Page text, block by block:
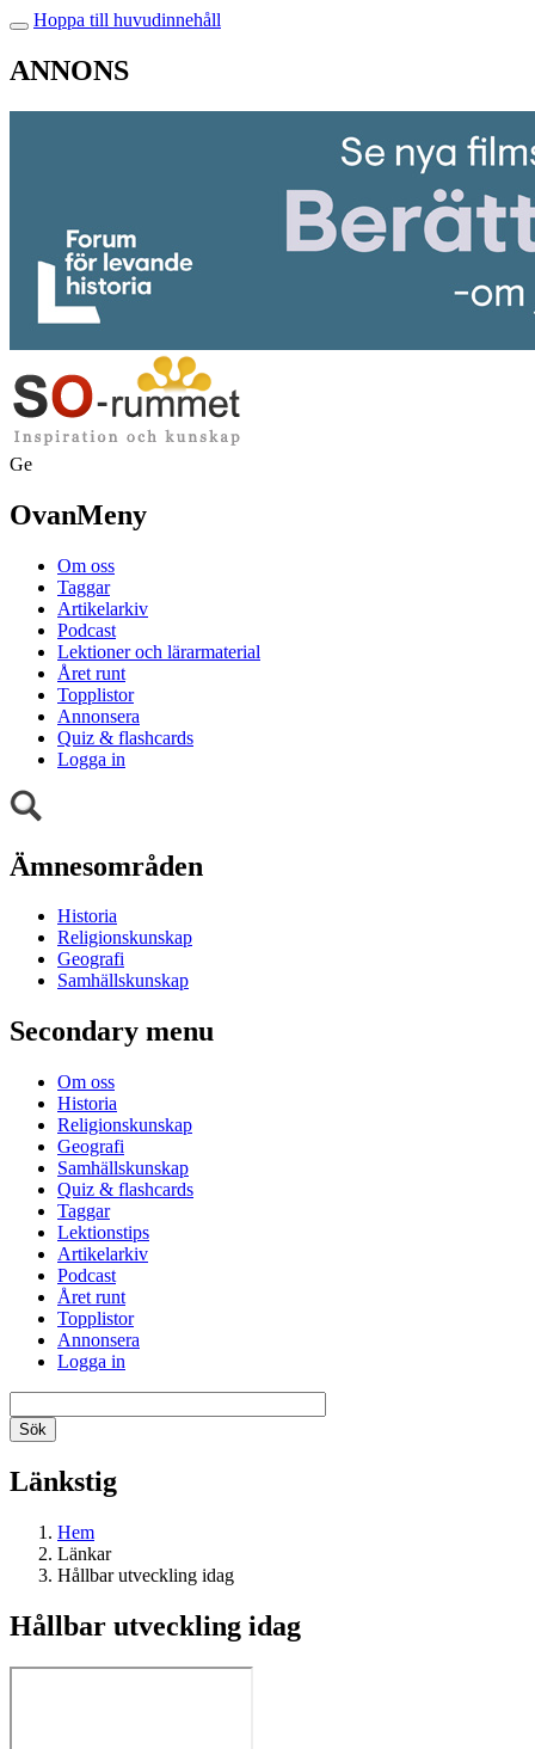
Hoppa till huvudinnehåll
ANNONS
Ge
OvanMeny
Om oss
Taggar
Artikelarkiv
Podcast
Lektioner och lärarmaterial
Året runt
Topplistor
Annonsera
Quiz & flashcards
Logga in
Ämnesområden
Historia
Religionskunskap
Geografi
Samhällskunskap
Secondary menu
Om oss
Historia
Religionskunskap
Geografi
Samhällskunskap
Quiz & flashcards
Taggar
Lektionstips
Artikelarkiv
Podcast
Året runt
Topplistor
Annonsera
Logga in
Länkstig
Hem
Länkar
Hållbar utveckling idag
Hållbar utveckling idag